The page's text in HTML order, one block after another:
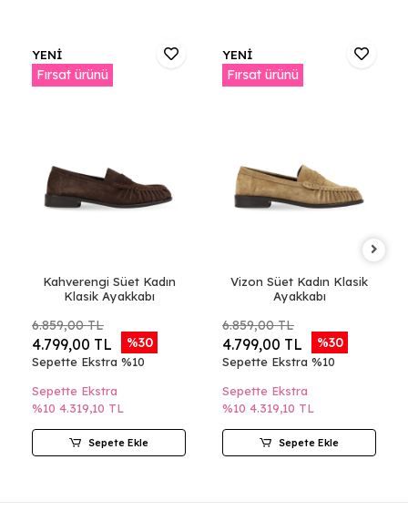
YENİ
Fırsat ürünü
Kahverengi Süet Kadın
Klasik Ayakkabı
6.859,00 TL
4.799,00 TL %30
Sepette Ekstra %10
Sepette Ekstra
%10 4.319,10 TL
Sepete Ekle
YENİ
Fırsat ürünü
Vizon Süet Kadın Klasik
Ayakkabı
6.859,00 TL
4.799,00 TL %30
Sepette Ekstra %10
Sepette Ekstra
%10 4.319,10 TL
Sepete Ekle